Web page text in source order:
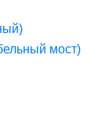
мост)